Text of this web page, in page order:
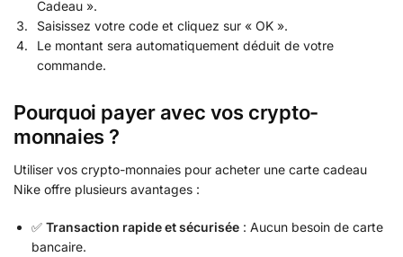
Cadeau ».
Saisissez votre code et cliquez sur « OK ».
Le montant sera automatiquement déduit de votre
commande.
Pourquoi payer avec vos crypto-
monnaies ?
Utiliser vos crypto-monnaies pour acheter une carte cadeau
Nike offre plusieurs avantages :
✅ Transaction rapide et sécurisée : Aucun besoin de carte
bancaire.